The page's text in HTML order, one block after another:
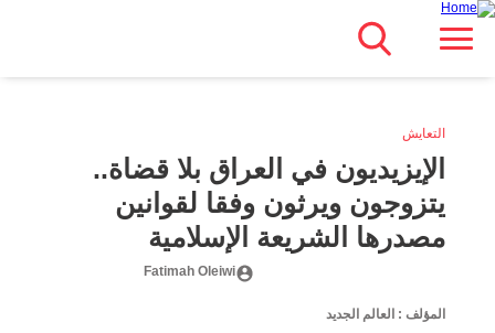
بڕۆ
التعايش
الإيزيديون في العراق بلا قضاة..
يتزوجون ويرثون وفقا لقوانين
مصدرها الشريعة الإسلامية
Fatimah Oleiwi
المؤلف : العالم الجديد